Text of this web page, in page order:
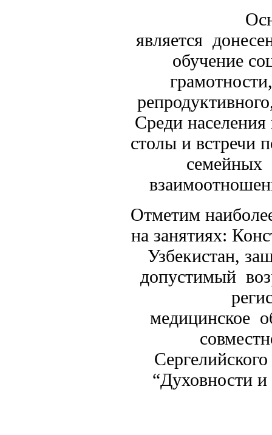
является
обучение
Среди
столы и встречи
Отметим
на занятиях:
Узбекистан,
допустимый
медицинское
“Духовности